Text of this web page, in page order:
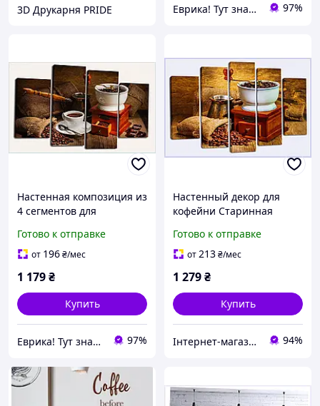
3D Друкарня PRIDE Еврика! Тут знайдеться все! 97%
Настенная композиция из
4 сегментов для
154X1245C
Готово к отправке
от 196₴/мес
1 179₴
Купить
Еврика! Тут знайдеться все! 97%
Настенный декор для
кофейни Старинная
133CC6579
Готово к отправке
от213₴/мес
1 279₴
Купить
Інтернет-магазин KievMarket 94%